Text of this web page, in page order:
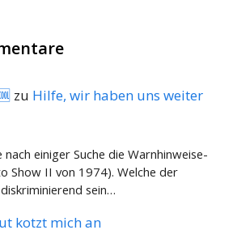
zu Hilfe, wir haben uns weiter
einiger Suche die Warnhinweise-
Show II von 1974). Welche der
sein…
kotzt mich an